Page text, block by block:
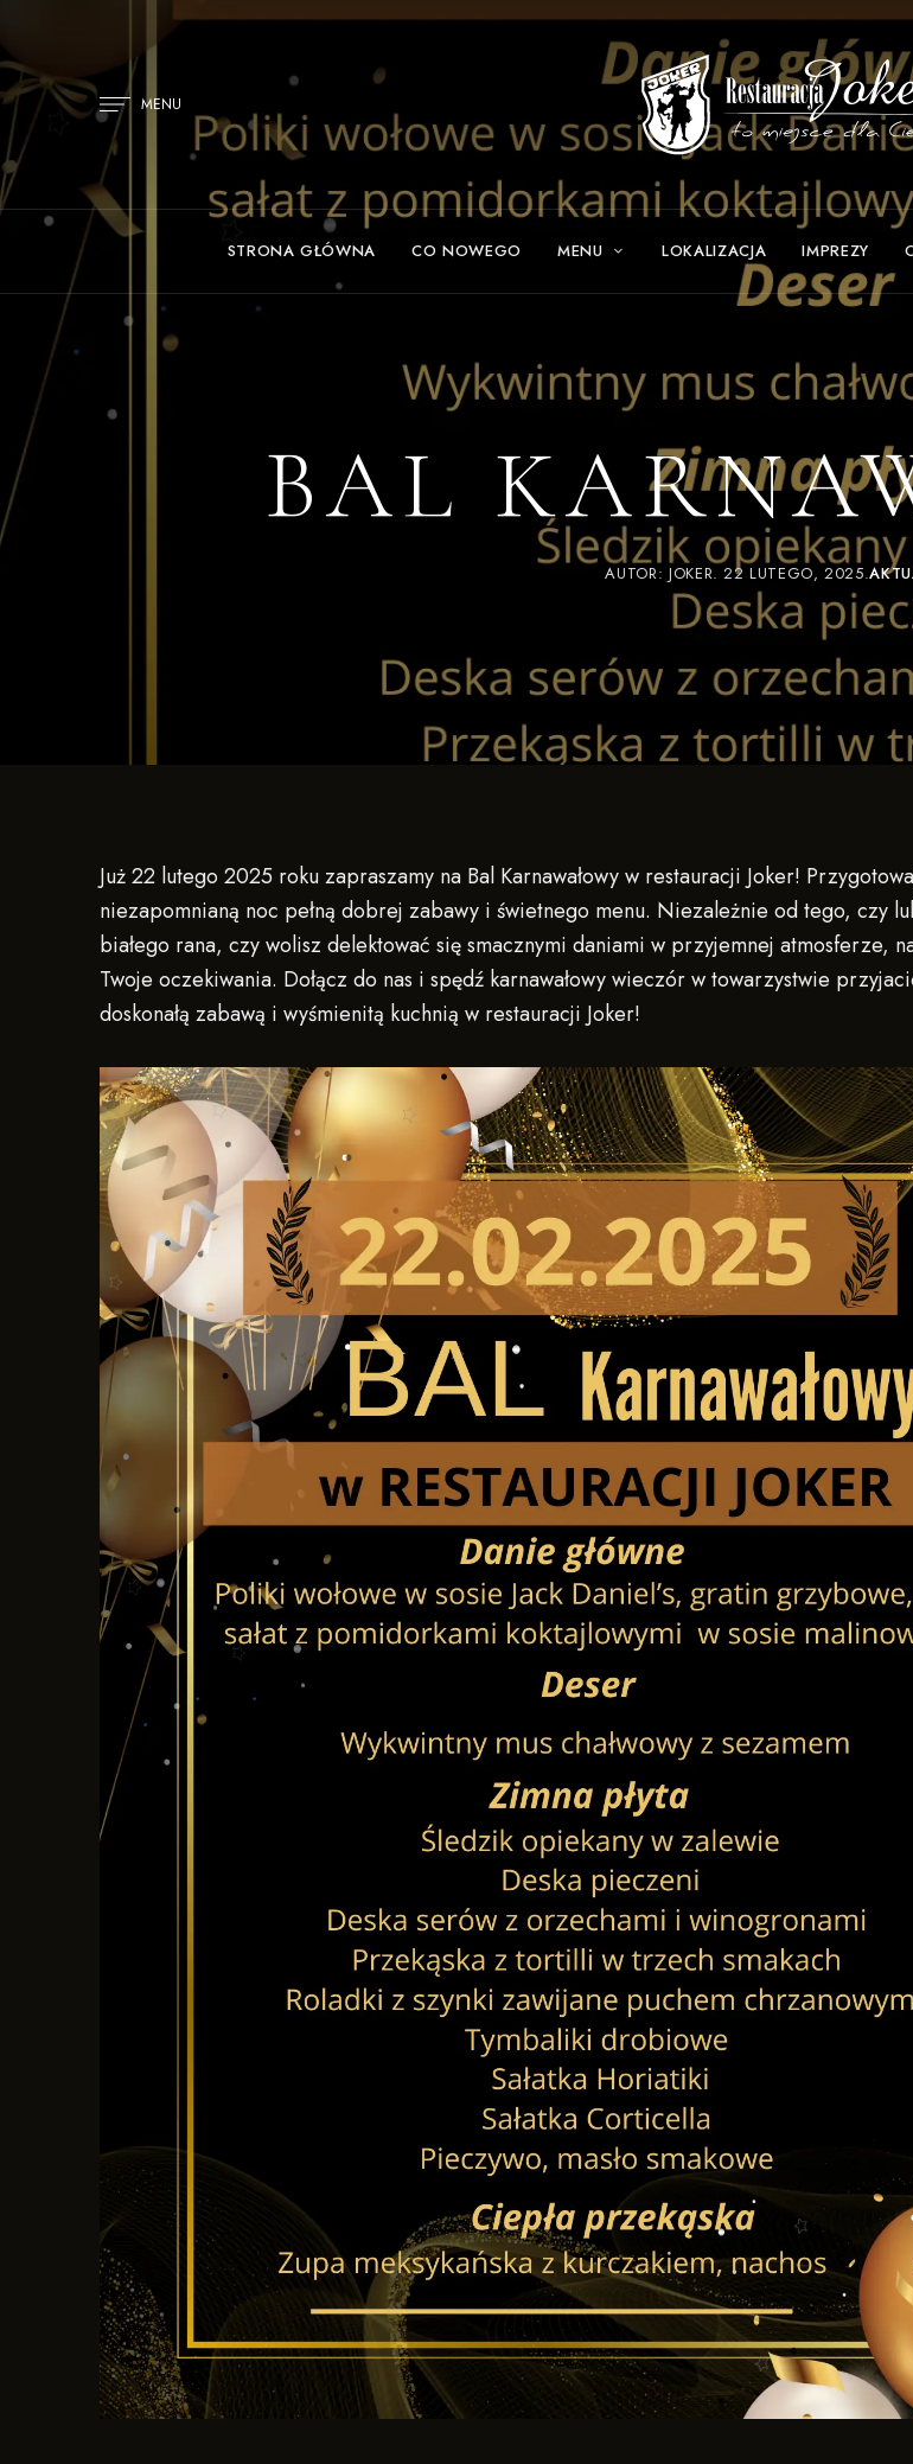
MENU
STRONA GŁÓWNA CO NOWEGO MENU LOKALIZACJA IMPREZY
BAL
AUTOR:JOKER 22 LUTEGO, 2025
Już 22 lutego 2025 roku zapraszamy na Bal Karnawałowy w restauracji Joker!
niezapomnianą noc pełną dobrej zabawy i świetnego menu. Niezależnie od tego, czy
białego rana, czy wolisz delektować się smacznymi daniami w przyjemnej atmosferze,
Twoje oczekiwania. Dołącz do nas i spędź karnawałowy wieczór w towarzystwie
doskonałą zabawą i wyśmienitą kuchnią w restauracji Joker!